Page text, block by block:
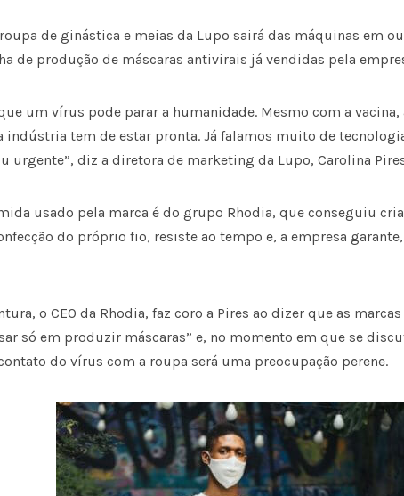
de ginástica e meias da Lupo sairá das máquinas em
de produção de máscaras antivirais já vendidas pela
um vírus pode parar a humanidade. Mesmo com a vacina,
indústria tem de estar pronta. Já falamos muito de
urgente”, diz a diretora de marketing da Lupo, Carolina
usado pela marca é do grupo Rhodia, que conseguiu
do próprio fio, resiste ao tempo e, a empresa
o CEO da Rhodia, faz coro a Pires ao dizer que as
só em produzir máscaras” e, no momento em que se
do vírus com a roupa será uma preocupação perene.